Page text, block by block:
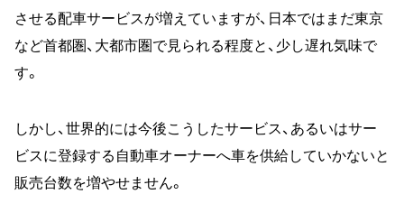
させる配車サービスが増えていますが、日本ではまだ東京
など首都圏、大都市圏で見られる程度と、少し遅れ気味で
す。
しかし、世界的には今後こうしたサービス、あるいはサー
ビスに登録する自動車オーナーへ車を供給していかないと
販売台数を増やせません。